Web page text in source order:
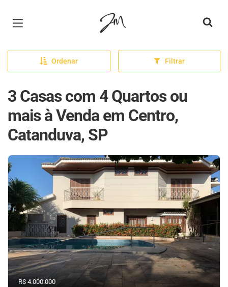
Página inicial
Ordenar Filtrar
3 Casas com 4 Quartos ou
mais à Venda em Centro,
Catanduva, SP
R$ 4.000.000